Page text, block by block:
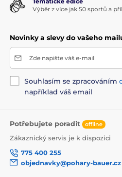
Výběr z více jak 50 sportů a
Novinky a slevy do vašeho
Zde napište váš e-mail
Souhlasím se zpracováním
například váš email
Potřebujete poradit offline
Zákaznický servis je k dispozici
775 400 255
objednavky@pohary-bauer.cz